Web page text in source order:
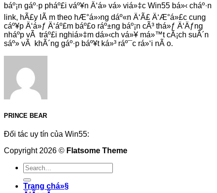
báº¡n gáº·p pháº£i váº¥n Ä‘á» vá» viá»‡c Win55 bá»‹ cháº·n
link, hÃ£y lÃ m theo hÆ°á»›ng dáº«n Ä‘Ã£ Ä‘Æ°á»£c cung
cáº¥p Ä‘á»ƒ Ä‘áº£m báº£o ráº±ng báº¡n cÃ³ thá»ƒ Ä‘Äƒng
nháº­p vÃ tráº£i nghiá»‡m dá»‹ch vá»¥ má»™t cÃ¡ch suÃ´n
sáº» vÃ khÃ´ng gáº·p báº¥t ká»³ ráº¯c rá»‘i nÃ o.
PRINCE BEAR
Đối tác uy tín của Win55:
Copyright 2026 © Flatsome Theme
Trang chá»§